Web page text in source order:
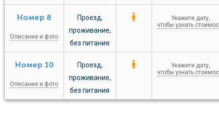
Номер 8
Описание и фото
Проезд,
проживание,
без питания
Укажите дату,
чтобы узнать
Номер 10
Описание и фото
Проезд,
проживание,
без питания
Укажите дату,
чтобы узнать